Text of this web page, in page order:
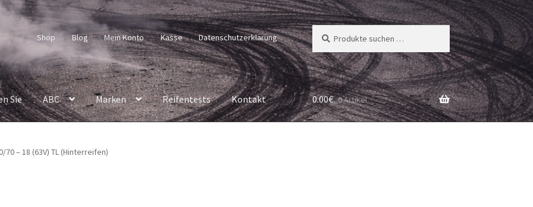
Shop Blog Mein Konto Kasse Datenschutzerklärung
Suchen
nach:
Suchen
Sie ABC Marken Reifentests Kontakt 0.00€ 0 Artikel
70 – 18 (63V) TL (Hinterreifen)